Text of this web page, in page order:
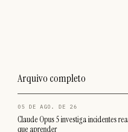
Arquivo completo
05 DE AGO. DE 26
Claude Opus 5 investiga incidentes
que aprender